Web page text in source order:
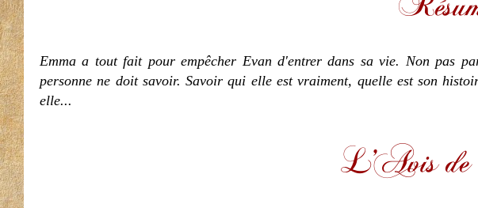
Emma a tout fait pour empêcher Evan d'entrer dans sa vie. Non pas
personne ne doit savoir. Savoir qui elle est vraiment, quelle est son
elle...